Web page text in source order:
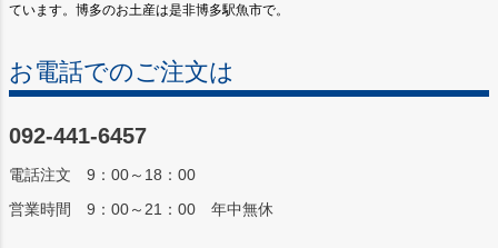
ています。博多のお土産は是非博多駅魚市で。
お電話でのご注文は
092-441-6457
電話注文 9：00～18：00
営業時間 9：00～21：00 年中無休